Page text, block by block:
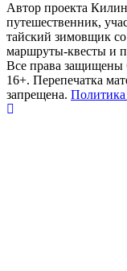
Автор проекта
путешественник,
тайский зимовщик
маршруты-квесты и
Все права
16+. Перепечатка
запрещена. Политика